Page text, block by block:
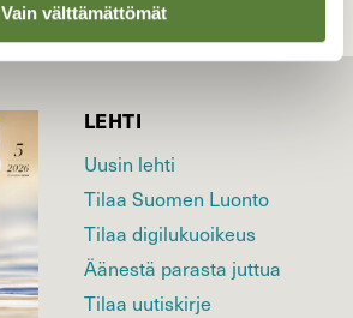
Vain välttämättömät
LEHTI
Uusin lehti
Tilaa Suomen Luonto
Tilaa digilukuoikeus
Äänestä parasta juttua
Tilaa uutiskirje